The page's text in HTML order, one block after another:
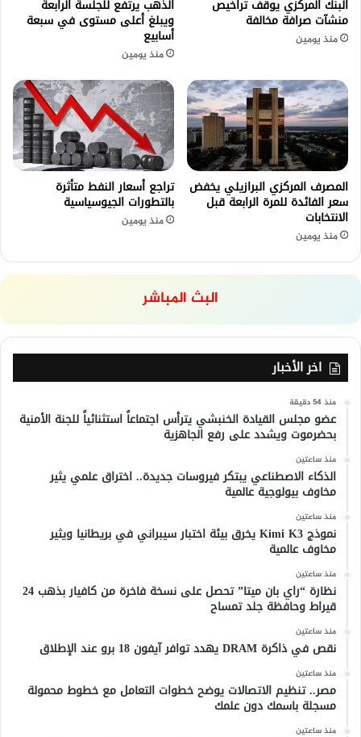
البنك المركزي يوقف تراخيص
منشآت صرافة مخالفة
منذ يومين
الذهب يرتفع للجلسة الرابعة
ويبلغ أعلى مستوى في سبعة
أسابيع
منذ يومين
المصرف المركزي البرازيلي يخفض
سعر الفائدة للمرة الرابعة قبل
الانتخابات
منذ يومين
تراجع أسعار النفط متأثرة
بالتطورات الجيوسياسية
منذ يومين
البث المباشر
اخر الأخبار
منذ 54 دقيقة
عضو مجلس القيادة الخنبشي يترأس اجتماعاً استثنائياً للجنة الأمنية
بحضرموت ويشدد على رفع الجاهزية
منذ ساعتين
الذكاء الاصطناعي يبتكر فيروسات جديدة.. اختراق علمي يثير
مخاوف بيولوجية عالمية
منذ ساعتين
نموذج Kimi K3 يخرق بيئة اختبار سيبراني في بريطانيا ويثير
مخاوف عالمية
منذ ساعتين
نظارة “راي بان ميتا” تحصل على نسخة فاخرة من كافيار بذهب 24
قيراط وحافظة جلد تمساح
منذ ساعتين
نقص في ذاكرة DRAM يهدد توافر آيفون 18 برو عند الإطلاق
منذ ساعتين
مصر.. تنظيم الاتصالات يوضح خطوات التعامل مع خطوط محمولة
مسجلة باسمك دون علمك
منذ ساعتين